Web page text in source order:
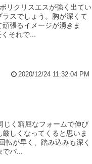
リクリスエスが強く出てい
スでしょう。胸が深くて
張るイメージが湧きま
それで...
2020/12/24 11:32:04 PM
じく窮屈なフォームで伸び
しくなってくると思いま
転が早く、踏み込みも深く
パ...